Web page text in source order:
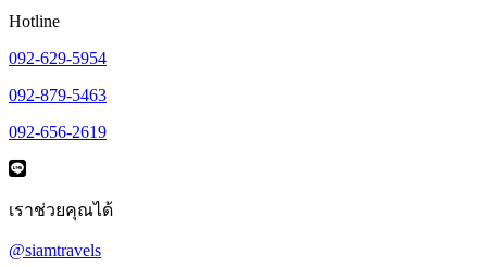
Hotline
092-629-5954
092-879-5463
092-656-2619
เราช่วยคุณได้
@siamtravels